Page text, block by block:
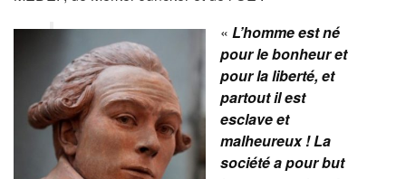
« L’homme est né
pour le bonheur et
pour la liberté, et
partout il est
esclave et
malheureux ! La
société a pour but